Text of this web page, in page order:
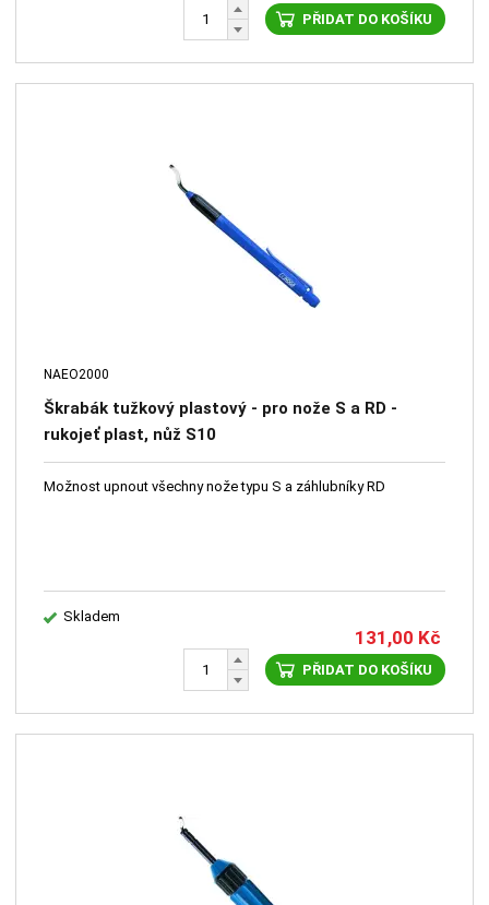
PŘIDAT DO KOŠÍKU
NAEO2000
Škrabák tužkový plastový - pro nože S a RD -
rukojeť plast, nůž S10
Možnost upnout všechny nože typu S a záhlubníky RD
Skladem
131,00 Kč
PŘIDAT DO KOŠÍKU